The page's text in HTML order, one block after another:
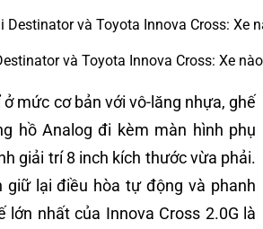
và Toyota Innova Cross: Xe
mức cơ bản với vô-lăng nhựa, ghế
hồ Analog đi kèm màn hình phụ
giải trí 8 inch kích thước vừa phải.
giữ lại điều hòa tự động và phanh
lớn nhất của Innova Cross 2.0G là